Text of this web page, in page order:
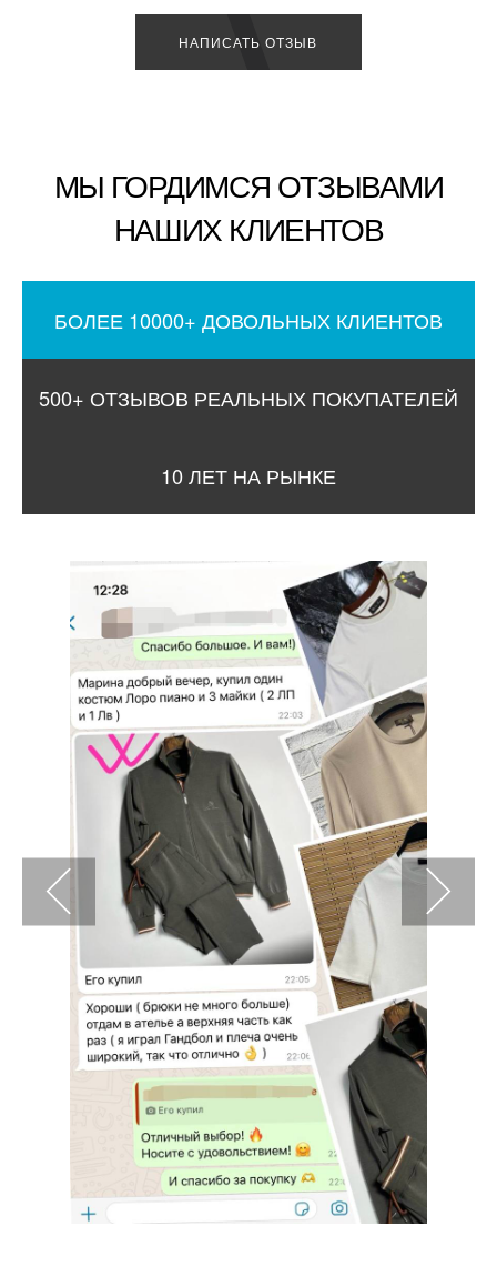
НАПИСАТЬ ОТЗЫВ
МЫ ГОРДИМСЯ ОТЗЫВАМИ
НАШИХ КЛИЕНТОВ
БОЛЕЕ 10000+ ДОВОЛЬНЫХ КЛИЕНТОВ
500+ ОТЗЫВОВ РЕАЛЬНЫХ ПОКУПАТЕЛЕЙ
10 ЛЕТ НА РЫНКЕ